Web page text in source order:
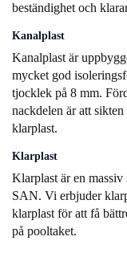
beständighet och
Kanalplast
Kanalplast är
mycket god
tjocklek på 8 mm.
nackdelen är att
klarplast.
Klarplast
Klarplast är en
SAN. Vi erbjuder
klarplast för att få
på pooltaket.